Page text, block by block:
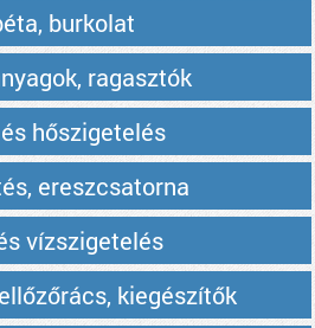
burkolat
ragasztók
hőszigetelés
ereszcsatorna
vízszigetelés
kiegészítők